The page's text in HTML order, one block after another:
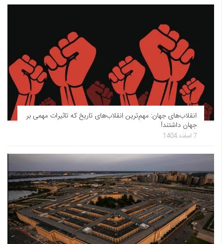
انقلاب‌های جهان: مهم‌ترین انقلاب‌های تاریخ که تاثیرات مهمی بر
جهان داشتند!
7 اسفند 1404